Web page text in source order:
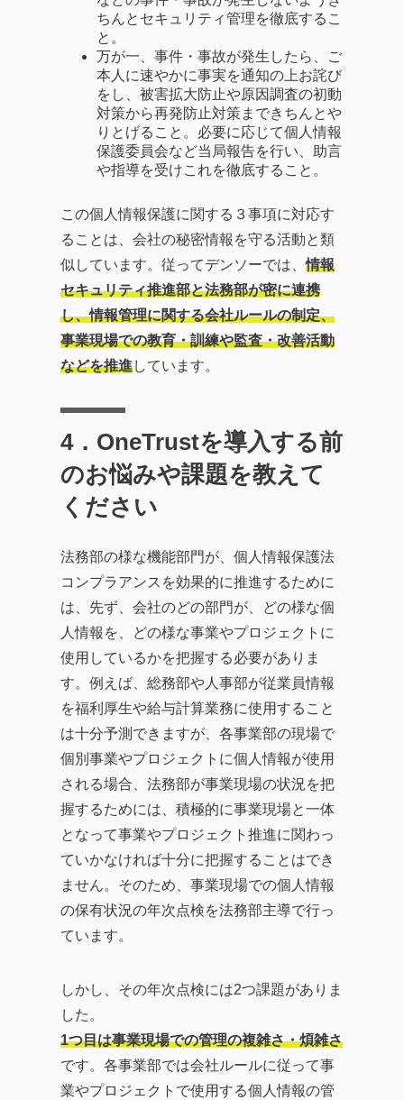
ちんとセキュリティ管理を徹底するこ
と。
万が一、事件・事故が発生したら、ご
本人に速やかに事実を通知の上お詫び
をし、被害拡大防止や原因調査の初動
対策から再発防止対策まできちんとや
りとげること。必要に応じて個人情報
保護委員会など当局報告を行い、助言
や指導を受けこれを徹底すること。
この個人情報保護に関する３事項に対応す
ることは、会社の秘密情報を守る活動と類
似しています。従ってデンソーでは、情報
セキュリティ推進部と法務部が密に連携
し、情報管理に関する会社ルールの制定、
事業現場での教育・訓練や監査・改善活動
などを推進しています。
4．OneTrustを導入する前
のお悩みや課題を教えて
ください
法務部の様な機能部門が、個人情報保護法
コンプラアンスを効果的に推進するために
は、先ず、会社のどの部門が、どの様な個
人情報を、どの様な事業やプロジェクトに
使用しているかを把握する必要がありま
す。例えば、総務部や人事部が従業員情報
を福利厚生や給与計算業務に使用すること
は十分予測できますが、各事業部の現場で
個別事業やプロジェクトに個人情報が使用
される場合、法務部が事業現場の状況を把
握するためには、積極的に事業現場と一体
となって事業やプロジェクト推進に関わっ
ていかなければ十分に把握することはでき
ません。そのため、事業現場での個人情報
の保有状況の年次点検を法務部主導で行っ
ています。
しかし、その年次点検には2つ課題がありま
した。
1つ目は事業現場での管理の複雑さ・煩雑さ
です。各事業部では会社ルールに従って事
業やプロジェクトで使用する個人情報の管